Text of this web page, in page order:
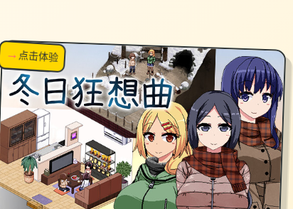
↗超棒！
→点击体验